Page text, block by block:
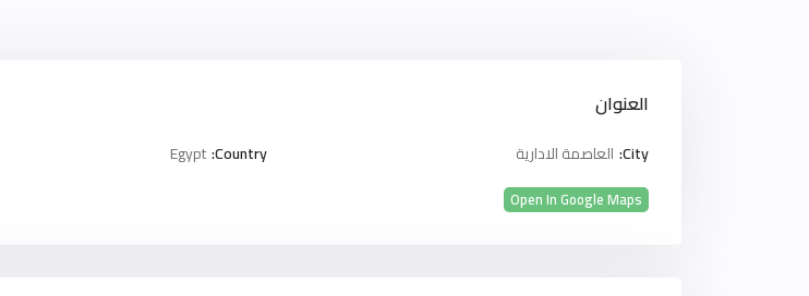
العنوان
City: العاصمة الادارية Country:
Egypt
Open In Google Maps